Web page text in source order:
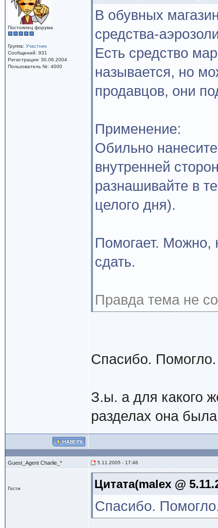
Постоялец форума
Группа: Участник
Сообщений: 931
Регистрация: 30.06.2004
Пользователь №: 4000
В обувных
средства-
Есть средство
называется, но
продавцов, они
Применение:
Обильно
внутренней
разнашивайте в
целого дня).
Помогает. Можно,
сдать.
Правда тема не
Спасибо. Помогло.
З.ы. а для какого
разделах она
Guest_Agent Charlie_* 5.11.2005 - 17:46
Гости Цитата(malex @
Спасибо.